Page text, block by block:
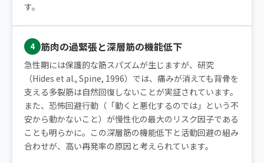
す。
4 筋肉の過緊張と深層筋の機能低下
急性期には保護的な筋スパズムが生じますが、研究
（Hides et al., Spine, 1996）では、痛みが消えても背骨を
支える多裂筋は自然回復しないことが実証されています。
また、恐怖回避行動（「動くと悪化するのでは」という不
安から動かないこと）が慢性化の最大のリスク因子である
ことも明らかに。この深層筋の機能低下と活動回避の組み
合わせが、高い再発率の原因と考えられています。